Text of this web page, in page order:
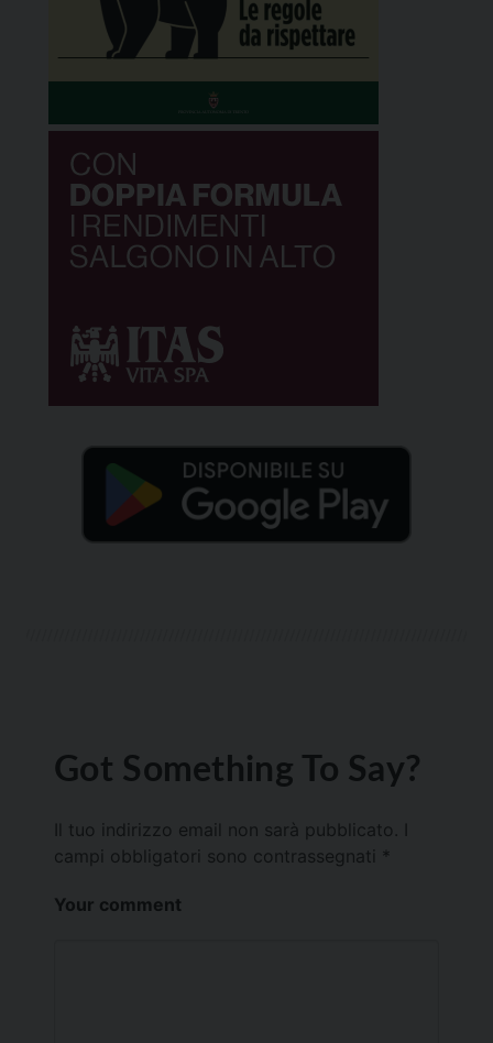
Got Something To Say?
Il tuo indirizzo email non sarà pubblicato.
campi obbligatori sono contrassegnati *
Your comment